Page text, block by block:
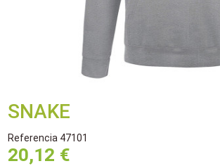
SNAKE
Referencia 47101
20,12 €